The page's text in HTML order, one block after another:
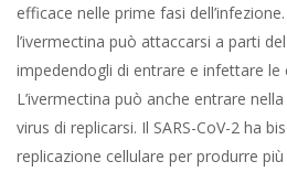
efficace nelle prime fasi
l’ivermectina può attaccarsi a parti
impedendogli di entrare e infettare le
L’ivermectina può anche entrare
virus di replicarsi. Il SARS-CoV-2 ha
replicazione cellulare per produrre più